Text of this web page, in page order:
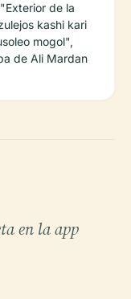
de la
kashi kari
mogol",
de Ali Mardan
en la app